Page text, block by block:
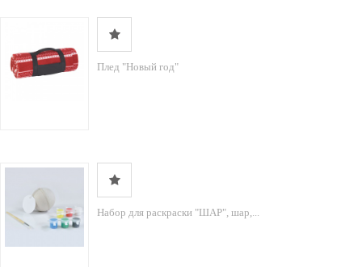
Плед "Новый год"
Набор для раскраски "ШАР", шар,...